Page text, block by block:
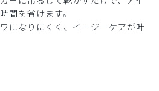
間を省けます。
になりにくく、イージーケアが叶